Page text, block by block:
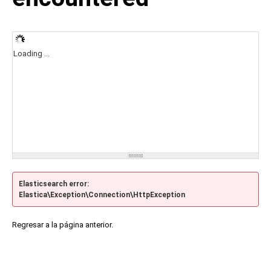
Loading ...
Elasticsearch error:
Elastica\Exception\Connection\HttpException
Regresar a la página anterior.